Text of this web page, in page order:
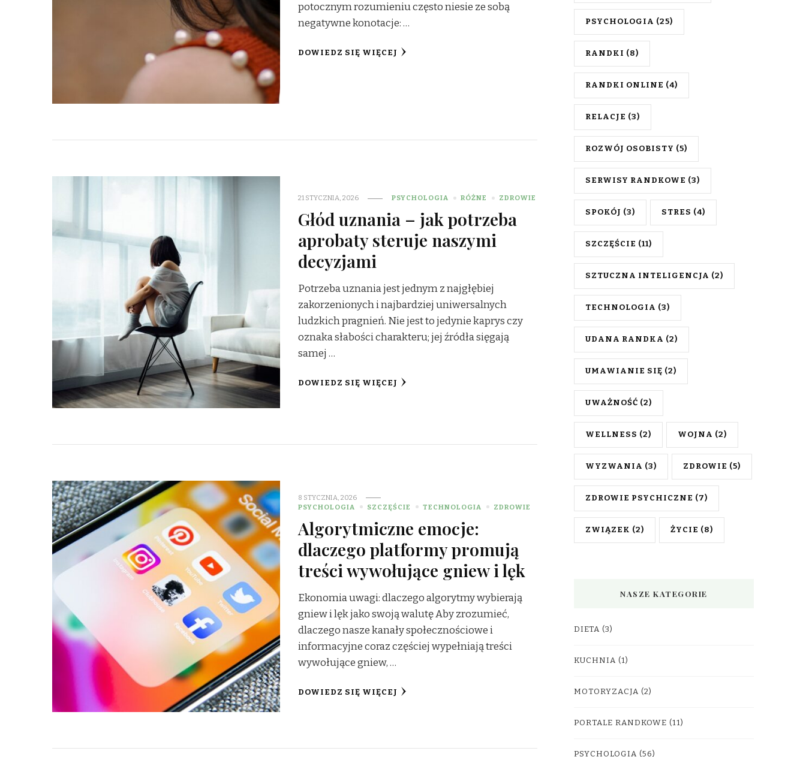
potocznym rozumieniu często niesie ze sobą
negatywne konotacje: …
DOWIEDZ SIĘ WIĘCEJ
21 STYCZNIA, 2026 PSYCHOLOGIA RÓŻNE ZDROWIE
Głód uznania – jak potrzeba
aprobaty steruje naszymi
decyzjami
Potrzeba uznania jest jednym z najgłębiej
zakorzenionych i najbardziej uniwersalnych
ludzkich pragnień. Nie jest to jedynie kaprys czy
oznaka słabości charakteru; jej źródła sięgają
samej …
DOWIEDZ SIĘ WIĘCEJ
8 STYCZNIA, 2026
PSYCHOLOGIA
SZCZĘŚCIE TECHNOLOGIA ZDROWIE
Algorytmiczne emocje:
dlaczego platformy promują
treści wywołujące gniew i lęk
Ekonomia uwagi: dlaczego algorytmy wybierają
gniew i lęk jako swoją walutę Aby zrozumieć,
dlaczego nasze kanały społecznościowe i
informacyjne coraz częściej wypełniają treści
wywołujące gniew, …
DOWIEDZ SIĘ WIĘCEJ
PSYCHOLOGIA (25)
RANDKI (8)
RANDKI ONLINE (4)
RELACJE (3)
ROZWÓJ OSOBISTY (5)
SERWISY RANDKOWE (3)
SPOKÓJ (3) STRES (4)
SZCZĘŚCIE (11)
SZTUCZNA INTELIGENCJA (2)
TECHNOLOGIA (3)
UDANA RANDKA (2)
UMAWIANIE SIĘ (2)
UWAŻNOŚĆ (2)
WELLNESS (2) WOJNA (2)
WYZWANIA (3) ZDROWIE (5)
ZDROWIE PSYCHICZNE (7)
ZWIĄZEK (2) ŻYCIE (8)
NASZE KATEGORIE
DIETA (3)
KUCHNIA (1)
MOTORYZACJA (2)
PORTALE RANDKOWE (11)
PSYCHOLOGIA (56)